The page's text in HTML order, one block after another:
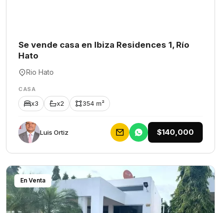
Se vende casa en Ibiza Residences 1, Río
Hato
Rio Hato
CASA
x3 x2 354 m²
Luis Ortiz $140,000
En Venta